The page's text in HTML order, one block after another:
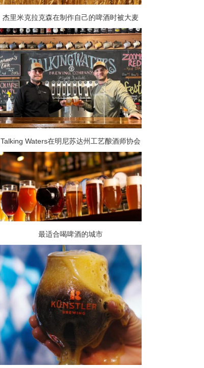
杰里米克拉克森在制作自己的啤酒时被大麦
加价吓坏了
Talking Waters在明尼苏达州工艺酿酒师协会
的酿酒师杯上获得两枚奖牌
最适合喝啤酒的城市